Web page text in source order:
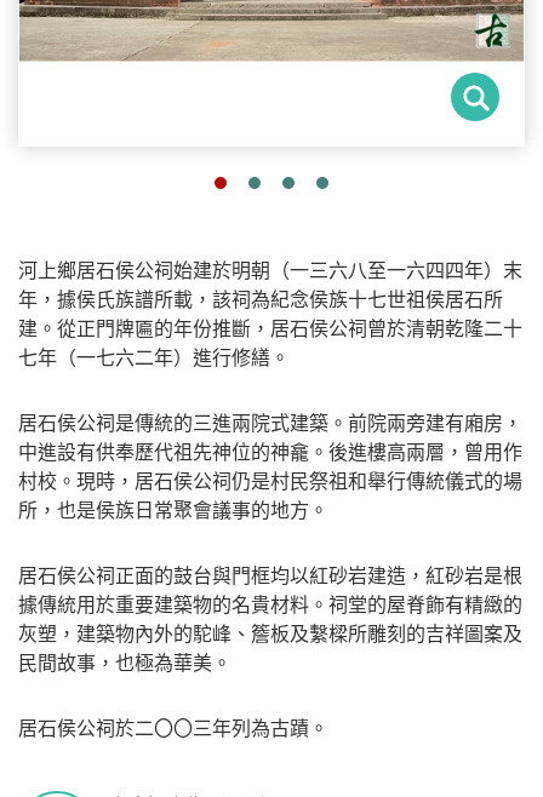
河上鄉居石侯公祠始建於明朝（一三六八至一六四四年）末
年，據侯氏族譜所載，該祠為紀念侯族十七世祖侯居石所
建。從正門牌匾的年份推斷，居石侯公祠曾於清朝乾隆二十
七年（一七六二年）進行修繕。
居石侯公祠是傳統的三進兩院式建築。前院兩旁建有廂房，
中進設有供奉歷代祖先神位的神龕。後進樓高兩層，曾用作
村校。現時，居石侯公祠仍是村民祭祖和舉行傳統儀式的場
所，也是侯族日常聚會議事的地方。
居石侯公祠正面的鼓台與門框均以紅砂岩建造，紅砂岩是根
據傳統用於重要建築物的名貴材料。祠堂的屋脊飾有精緻的
灰塑，建築物內外的駝峰、簷板及繫樑所雕刻的吉祥圖案及
民間故事，也極為華美。
居石侯公祠於二〇〇三年列為古蹟。